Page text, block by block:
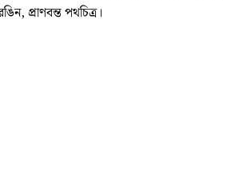
প্রাণবন্ত পথচিত্র।